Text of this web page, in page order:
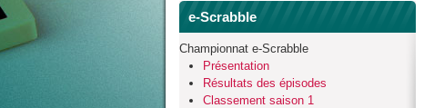
e-Scrabble
Championnat e-Scrabble
Présentation
Résultats des épisodes
Classement saison 1